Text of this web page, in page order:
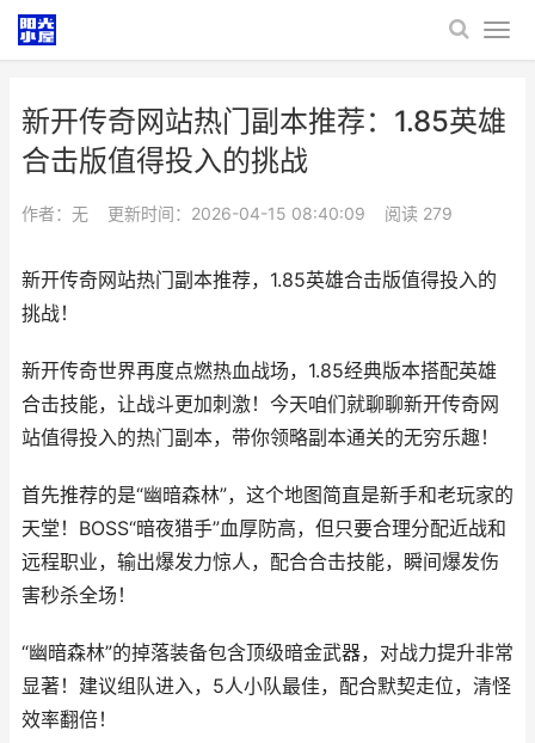
新开传奇网站热门副本推荐：1.85英雄
合击版值得投入的挑战
作者：无 更新时间：2026-04-15 08:40:09 阅读 279
新开传奇网站热门副本推荐，1.85英雄合击版值得投入的
挑战！
新开传奇世界再度点燃热血战场，1.85经典版本搭配英雄
合击技能，让战斗更加刺激！今天咱们就聊聊新开传奇网
站值得投入的热门副本，带你领略副本通关的无穷乐趣！
首先推荐的是“幽暗森林”，这个地图简直是新手和老玩家的
天堂！BOSS“暗夜猎手”血厚防高，但只要合理分配近战和
远程职业，输出爆发力惊人，配合合击技能，瞬间爆发伤
害秒杀全场！
“幽暗森林”的掉落装备包含顶级暗金武器，对战力提升非常
显著！建议组队进入，5人小队最佳，配合默契走位，清怪
效率翻倍！